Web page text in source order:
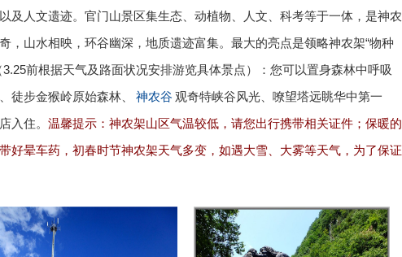
及人文遗迹。官门山景区集生态、动植物、人文、科考等于一体，是神农
，山水相映，环谷幽深，地质遗迹富集。最大的亮点是领略神农架“物种
3.25前根据天气及路面状况安排游览具体景点）：您可以置身森林中呼吸
徒步金猴岭原始森林、
神农谷 观奇特峡谷风光、嘹望塔远眺华中第一
入住。 温馨提示：神农架山区气温较低，请您出行携带相关证件；保暖的
好晕车药，初春时节神农架天气多变，如遇大雪、大雾等天气，为了保证